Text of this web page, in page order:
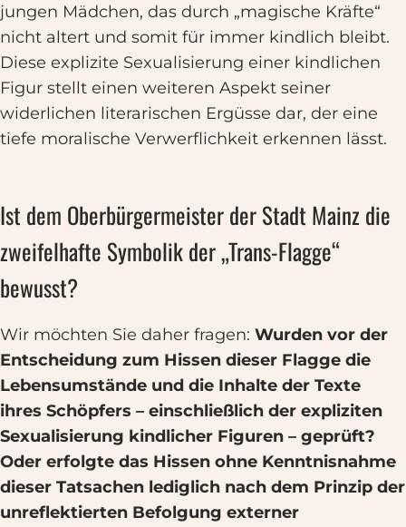
jungen Mädchen, das durch „magische Kräfte“
nicht altert und somit für immer kindlich bleibt.
Diese explizite Sexualisierung einer kindlichen
Figur stellt einen weiteren Aspekt seiner
widerlichen literarischen Ergüsse dar, der eine
tiefe moralische Verwerflichkeit erkennen lässt.
Ist dem Oberbürgermeister der Stadt Mainz die
zweifelhafte Symbolik der „Trans-Flagge“
bewusst?
Wir möchten Sie daher fragen: Wurden vor der
Entscheidung zum Hissen dieser Flagge die
Lebensumstände und die Inhalte der Texte
ihres Schöpfers – einschließlich der expliziten
Sexualisierung kindlicher Figuren – geprüft?
Oder erfolgte das Hissen ohne Kenntnisnahme
dieser Tatsachen lediglich nach dem Prinzip der
unreflektierten Befolgung externer